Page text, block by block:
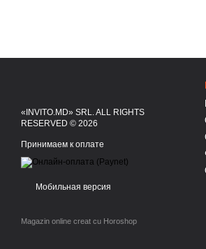
«INVITO.MD» SRL. ALL RIGHTS
RESERVED © 2026
Принимаем к оплате
Мобильная версия
Magazin online creat cu Horoshop